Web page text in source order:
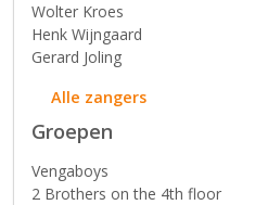
Wolter Kroes
Henk Wijngaard
Gerard Joling
Alle zangers
Groepen
Vengaboys
2 Brothers on the 4th floor